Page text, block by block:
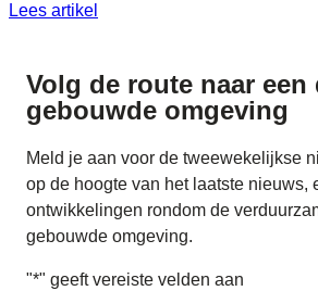
Lees artikel
Volg de route naar een
gebouwde omgeving
Meld je aan voor de tweewekelijkse
op de hoogte van het laatste nieuws,
ontwikkelingen rondom de
gebouwde omgeving.
"*" geeft vereiste velden aan